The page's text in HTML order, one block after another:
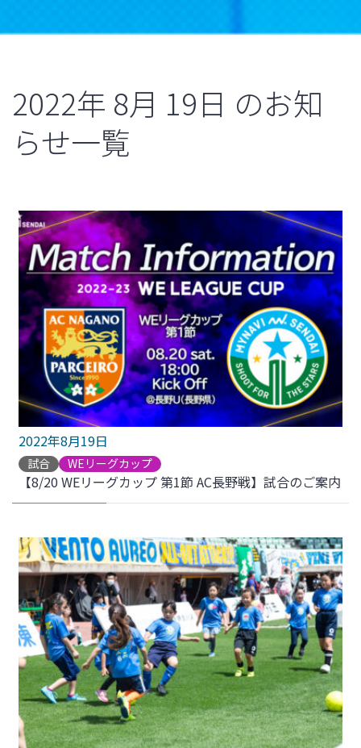
2022年 8月 19日 のお知
らせ一覧
2022年8月19日
試合 WEリーグカップ
【8/20 WEリーグカップ 第1節 AC長野戦】試合のご案内